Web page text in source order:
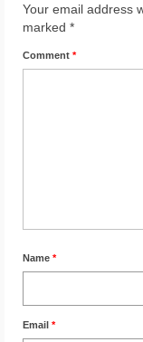
Indonēzija
Par Mums
Your email address
marked *
Comment *
Name *
Email *